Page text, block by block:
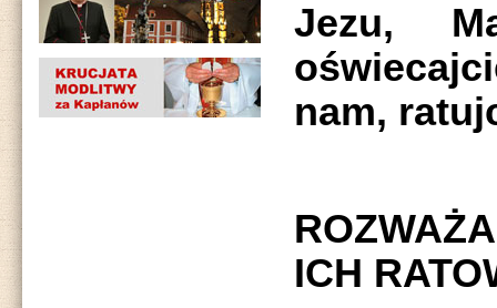
Jezu,
nam,
ICH